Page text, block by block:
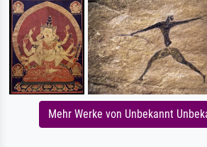
Mehr Werke von Unbekannt